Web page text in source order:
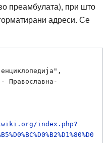
преамбулата), при што
адреси. Се
index.php?